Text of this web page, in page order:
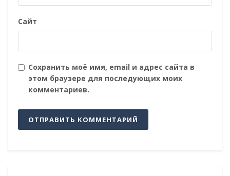
Сайт
Сохранить моё имя, email и адрес сайта в
этом браузере для последующих моих
комментариев.